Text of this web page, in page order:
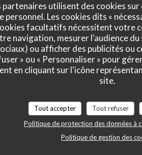
utilisent des cookies
personnel. Les cookies dits «
facultatifs nécessitent votre
navigation, mesurer l'audience
ou afficher des publicités ou
» ou « Personnaliser » pour
en cliquant sur l'icône
site.
Tout accepter Tout refuser
Politique de protection des données à
Politique de gestion des
Service: 5/5 Ambiance:5/5
We will definitely be back!
Service:5 /5 Ambiance:4/5